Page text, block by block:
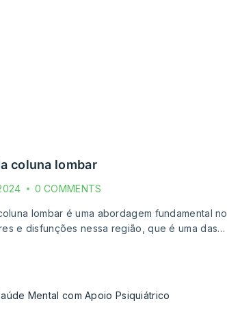
coluna lombar
0 COMMENTS
lombar é uma abordagem fundamental no
e disfunções nessa região, que é uma das…